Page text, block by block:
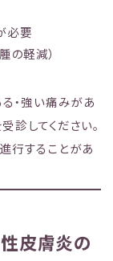
必要
の軽減）
・強い痛みがあ
してください。
行することがあ
皮膚炎の